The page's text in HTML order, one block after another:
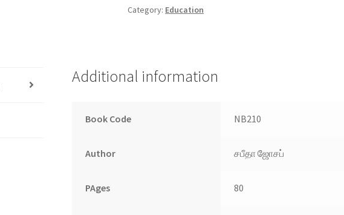
சொன்னது
Manavargaluku
Sonnathu
Category: Education
Additional information
Book Code NB210
Author சபீதா ஜோசப்
PAges 80